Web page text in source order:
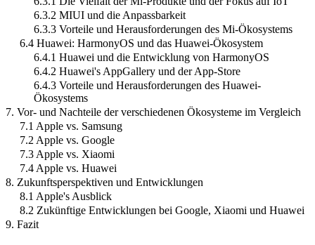
6.3.2 MIUI und die Anpassbarkeit
6.3.3 Vorteile und Herausforderungen des Mi-Ökosystems
6.4 Huawei: HarmonyOS und das Huawei-Ökosystem
6.4.1 Huawei und die Entwicklung von HarmonyOS
6.4.2 Huawei's AppGallery und der App-Store
6.4.3 Vorteile und Herausforderungen des Huawei-
Ökosystems
7. Vor- und Nachteile der verschiedenen Ökosysteme im Vergleich
7.1 Apple vs. Samsung
7.2 Apple vs. Google
7.3 Apple vs. Xiaomi
7.4 Apple vs. Huawei
8. Zukunftsperspektiven und Entwicklungen
8.1 Apple's Ausblick
8.2 Zukünftige Entwicklungen bei Google, Xiaomi und Huawei
9. Fazit